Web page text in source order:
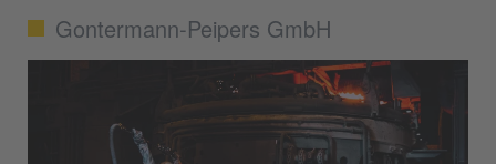
Gontermann-Peipers GmbH